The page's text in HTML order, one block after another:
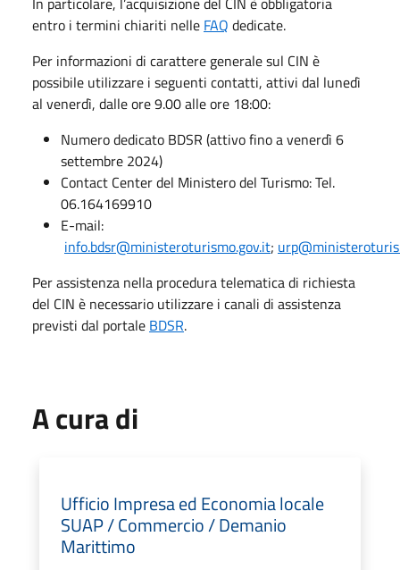
entro i termini chiariti nelle FAQ dedicate.
Per informazioni di carattere generale sul CIN è
possibile utilizzare i seguenti contatti, attivi dal lunedì
al venerdì, dalle ore 9.00 alle ore 18:00:
Numero dedicato BDSR (attivo fino a venerdì 6
settembre 2024)
Contact Center del Ministero del Turismo: Tel.
06.164169910
E-mail:
info.bdsr@ministeroturismo.gov.it;
Per assistenza nella procedura telematica di richiesta
del CIN è necessario utilizzare i canali di assistenza
previsti dal portale BDSR.
A cura di
Ufficio Impresa ed Economia locale
SUAP / Commercio / Demanio
Marittimo